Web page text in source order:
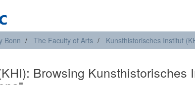
Bonn The Faculty of Arts Kunsthistorisches Institut
Browsing Kunsthistorisches